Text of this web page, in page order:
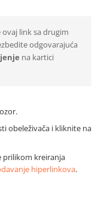
link sa drugim
odgovarajuća
na kartici
obeleživača i kliknite na
prilikom kreiranja
hiperlinkova.